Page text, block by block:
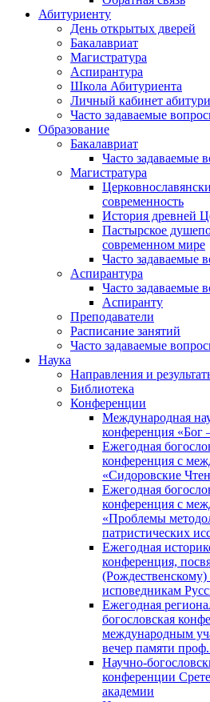
Абитуриенту
День открытых дверей
Бакалавриат
Магистратура
Аспирантура
Школа Абитуриента
Личный кабинет
Часто задаваемые
Образование
Бакалавриат
Часто задаваемые
Магистратура
современность
История древней
Пастырское
современном мире
Часто задаваемые
Аспирантура
Часто задаваемые
Аспиранту
Преподаватели
Расписание занятий
Часто задаваемые
Наука
Направления и
Библиотека
Конференции
Международная
конференция
Ежегодная
конференция с
«Сидоровские
Ежегодная
конференция с
«Проблемы
патристических
Ежегодная
конференция,
исповедникам
Ежегодная
богословская
международным
вечер памяти
Научно-
конференции
академии